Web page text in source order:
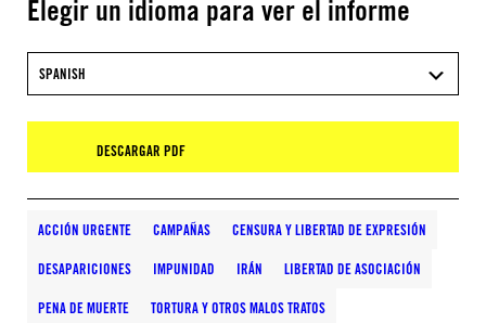
Elegir un idioma para ver el informe
SPANISH
DESCARGAR PDF
ACCIÓN URGENTE CAMPAÑAS CENSURA Y LIBERTAD DE EXPRESIÓN
DESAPARICIONES IMPUNIDAD IRÁN LIBERTAD DE ASOCIACIÓN
PENA DE MUERTE TORTURA Y OTROS MALOS TRATOS